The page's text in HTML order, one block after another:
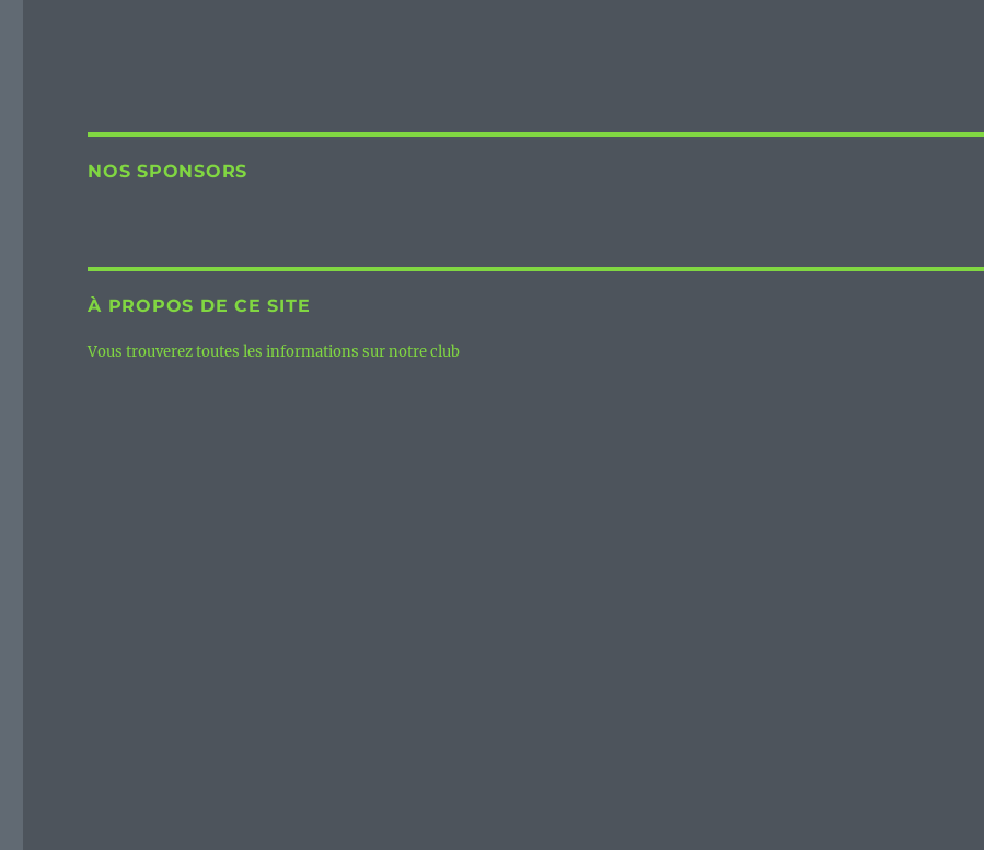
NOS SPONSORS
À PROPOS DE CE SITE
Vous trouverez toutes les informations sur notre club